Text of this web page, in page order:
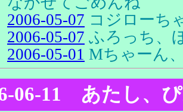
2006-05-07 コジローち
2006-05-07 ふろっち、
2006-05-01 Mちゃーん
06-11 あたし、